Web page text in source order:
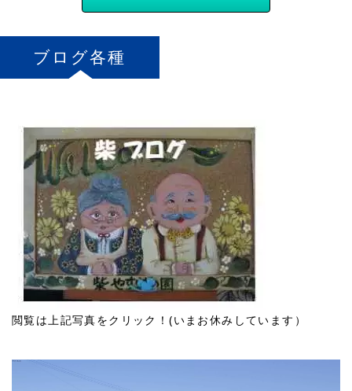
ブログ各種
閲覧は上記写真をクリック！(いまお休みしています）